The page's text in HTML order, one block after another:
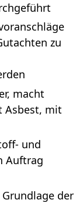
zu
macht
Asbest, mit
und
Auftrag
der